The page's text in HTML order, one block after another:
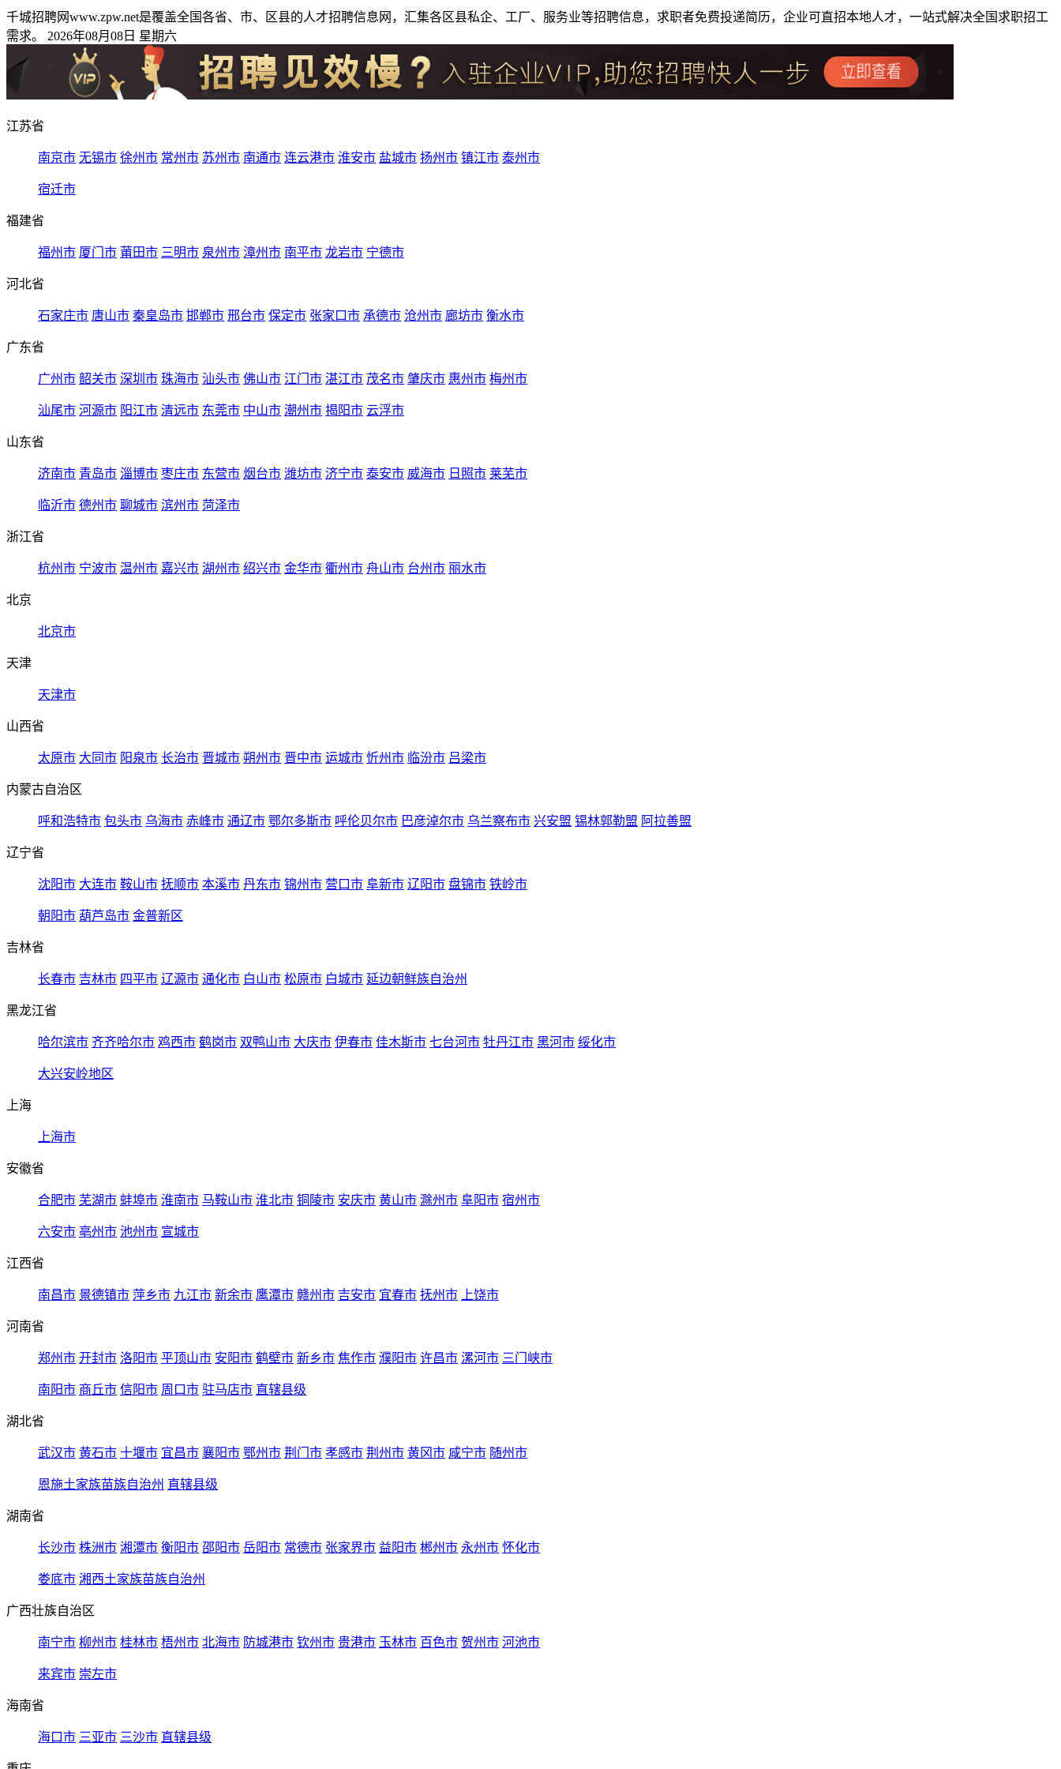
千城招聘网www.zpw.net是覆盖全国各省、市、区县的人才招聘信息网，汇集各区县私企、工厂、服务业等招聘信息，求职者免费投递简历，企业可直招本地人才，一站式解决全国求职招工
需求。 2026年08月08日 星期六
江苏省
南京市 无锡市 徐州市 常州市 苏州市 南通市 连云港市 淮安市 盐城市 扬州市 镇江市 泰州市
宿迁市
福建省
福州市 厦门市 莆田市 三明市 泉州市 漳州市 南平市 龙岩市 宁德市
河北省
石家庄市 唐山市 秦皇岛市 邯郸市 邢台市 保定市 张家口市 承德市 沧州市 廊坊市 衡水市
广东省
广州市 韶关市 深圳市 珠海市 汕头市 佛山市 江门市 湛江市 茂名市 肇庆市 惠州市 梅州市
汕尾市 河源市 阳江市 清远市 东莞市 中山市 潮州市 揭阳市 云浮市
山东省
济南市 青岛市 淄博市 枣庄市 东营市 烟台市 潍坊市 济宁市 泰安市 威海市 日照市 莱芜市
临沂市 德州市 聊城市 滨州市 菏泽市
浙江省
杭州市 宁波市 温州市 嘉兴市 湖州市 绍兴市 金华市 衢州市 舟山市 台州市 丽水市
北京
北京市
天津
天津市
山西省
太原市 大同市 阳泉市 长治市 晋城市 朔州市 晋中市 运城市 忻州市 临汾市 吕梁市
内蒙古自治区
呼和浩特市 包头市 乌海市 赤峰市 通辽市 鄂尔多斯市 呼伦贝尔市 巴彦淖尔市 乌兰察布市 兴安盟 锡林郭勒盟 阿拉善盟
辽宁省
沈阳市 大连市 鞍山市 抚顺市 本溪市 丹东市 锦州市 营口市 阜新市 辽阳市 盘锦市 铁岭市
朝阳市 葫芦岛市 金普新区
吉林省
长春市 吉林市 四平市 辽源市 通化市 白山市 松原市 白城市 延边朝鲜族自治州
黑龙江省
哈尔滨市 齐齐哈尔市 鸡西市 鹤岗市 双鸭山市 大庆市 伊春市 佳木斯市 七台河市 牡丹江市 黑河市 绥化市
大兴安岭地区
上海
上海市
安徽省
合肥市 芜湖市 蚌埠市 淮南市 马鞍山市 淮北市 铜陵市 安庆市 黄山市 滁州市 阜阳市 宿州市
六安市 亳州市 池州市 宣城市
江西省
南昌市 景德镇市 萍乡市 九江市 新余市 鹰潭市 赣州市 吉安市 宜春市 抚州市 上饶市
河南省
郑州市 开封市 洛阳市 平顶山市 安阳市 鹤壁市 新乡市 焦作市 濮阳市 许昌市 漯河市 三门峡市
南阳市 商丘市 信阳市 周口市 驻马店市 直辖县级
湖北省
武汉市 黄石市 十堰市 宜昌市 襄阳市 鄂州市 荆门市 孝感市 荆州市 黄冈市 咸宁市 随州市
恩施土家族苗族自治州 直辖县级
湖南省
长沙市 株洲市 湘潭市 衡阳市 邵阳市 岳阳市 常德市 张家界市 益阳市 郴州市 永州市 怀化市
娄底市 湘西土家族苗族自治州
广西壮族自治区
南宁市 柳州市 桂林市 梧州市 北海市 防城港市 钦州市 贵港市 玉林市 百色市 贺州市 河池市
来宾市 崇左市
海南省
海口市 三亚市 三沙市 直辖县级